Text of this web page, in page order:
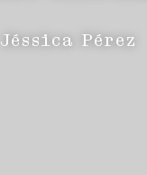
Jéssica Pérez